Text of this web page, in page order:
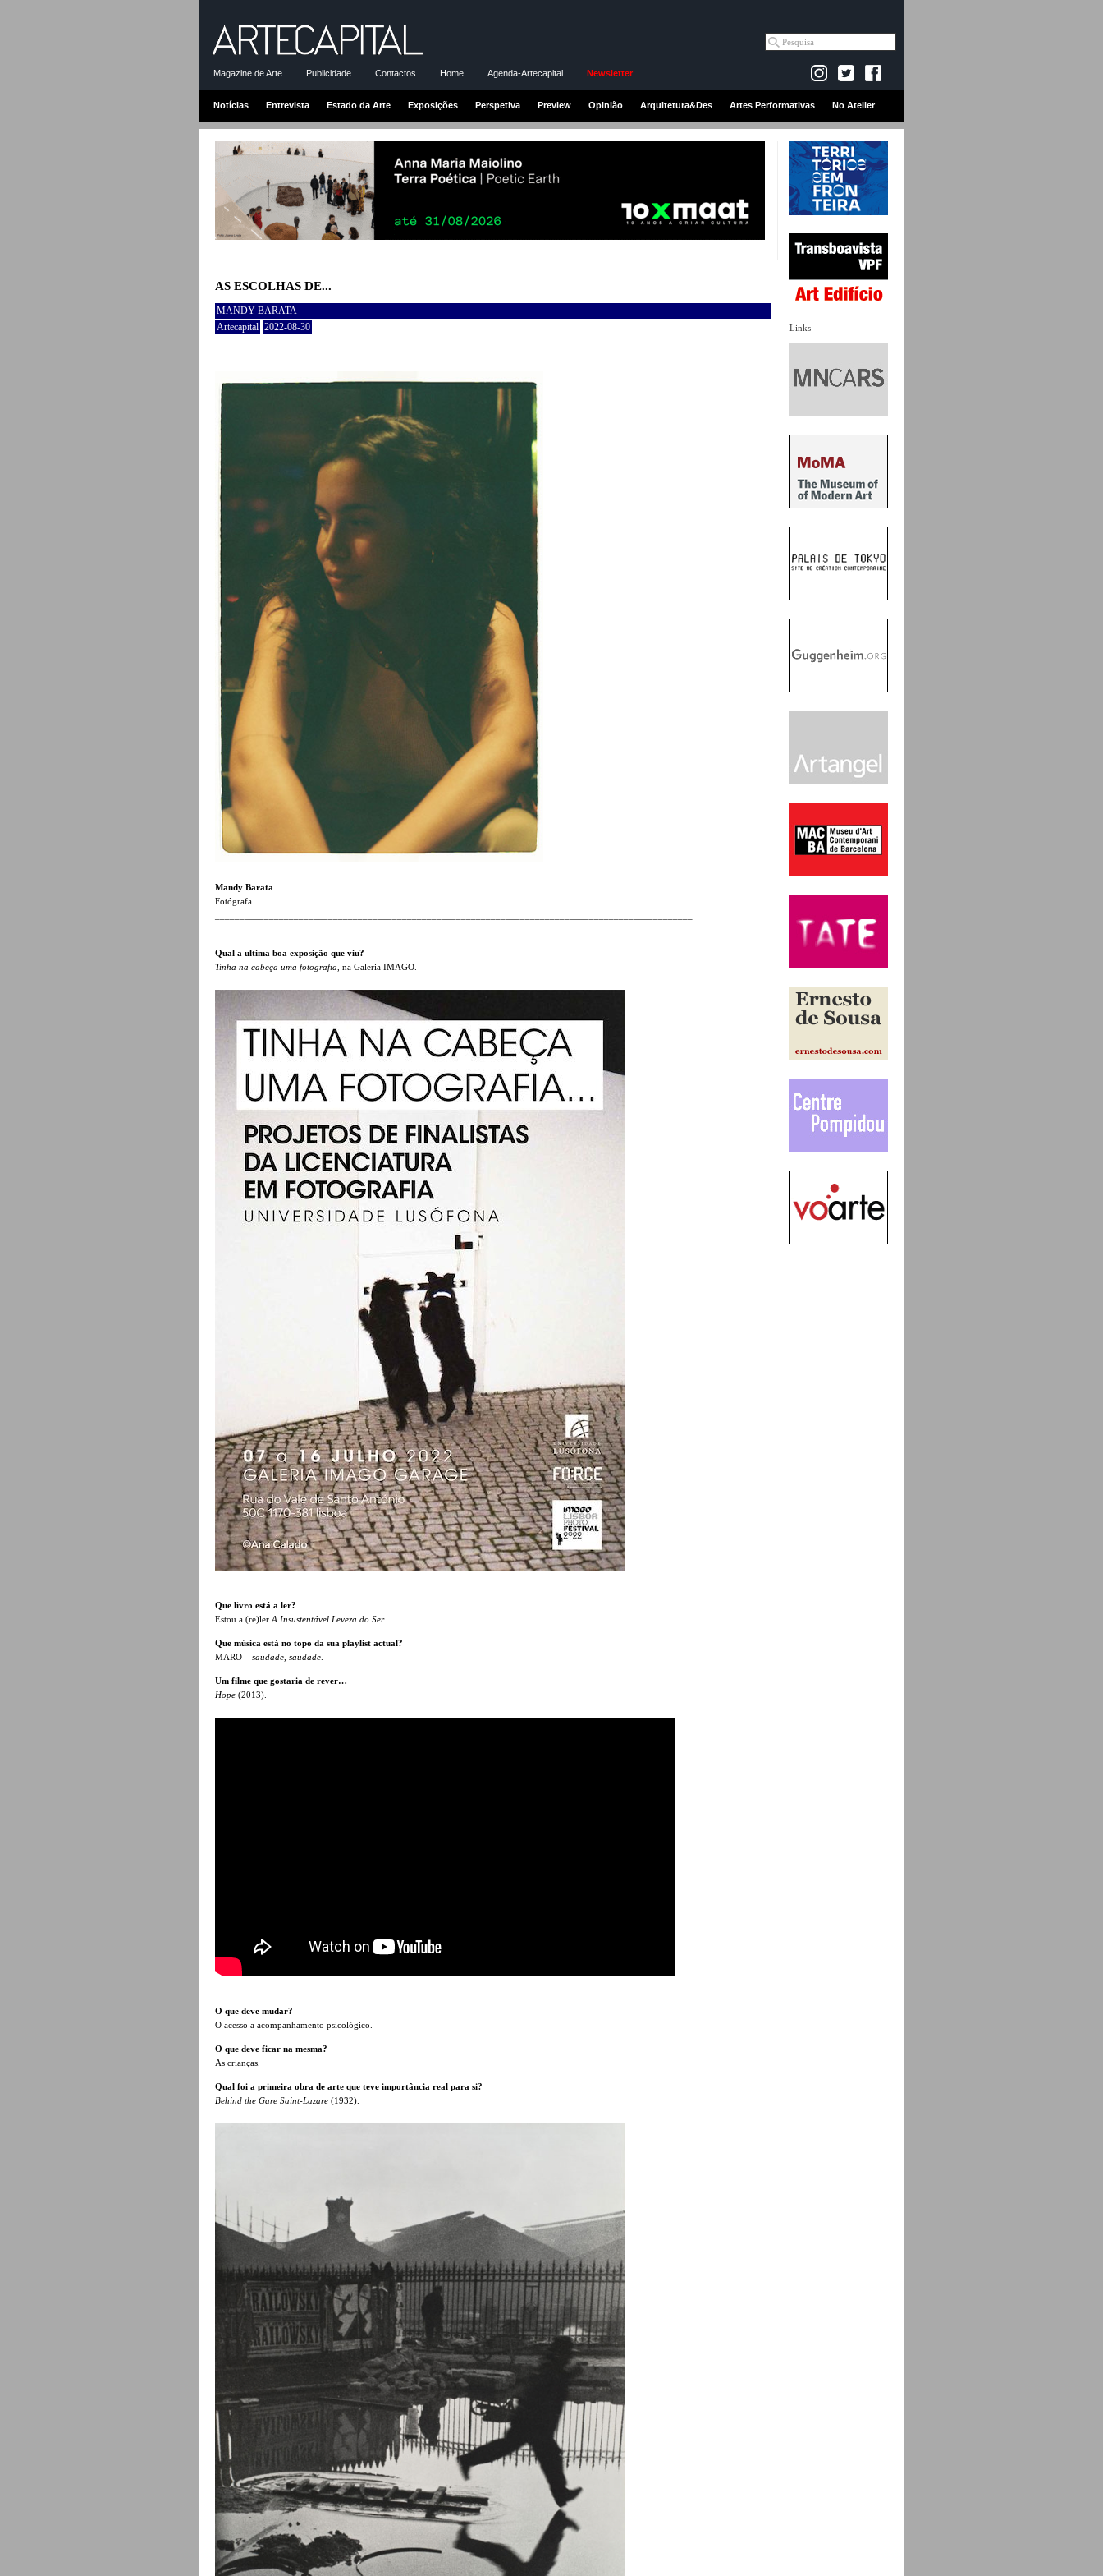
Magazine de Arte Publicidade Contactos Home Agenda-Artecapital Newsletter
Notícias Entrevista Estado da Arte Exposições Perspetiva Preview Opinião Arquitetura&Des Artes Performativas No Atelier
Links
AS ESCOLHAS DE...
MANDY BARATA
Artecapital 2022-08-30
Mandy Barata
Fotógrafa
Qual a ultima boa exposição que viu?
Tinha na cabeça uma fotografia , na Galeria IMAGO.
Que livro está a ler?
Estou a (re)ler A Insustentável Leveza do Ser.
Que música está no topo da sua playlist actual?
MARO – saudade, saudade
Um filme que gostaria de rever…
Hope (2013).
O que deve mudar?
O acesso a acompanhamento psicológico.
O que deve ficar na mesma?
As crianças.
Qual foi a primeira obra de arte que teve importância real para si?
Behind the Gare Saint-Lazare (1932).